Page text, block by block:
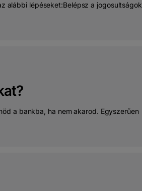
alábbi lépéseket:Belépsz a jogosultságok
a bankba, ha nem akarod. Egyszerűen